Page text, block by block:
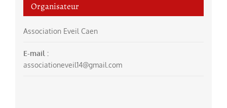
Organisateur
Association Eveil Caen
E-mail :
associationeveil14@gmail.com